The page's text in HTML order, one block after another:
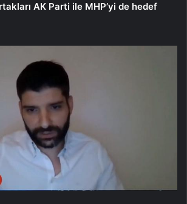
AK Parti ile MHP’yi de hedef